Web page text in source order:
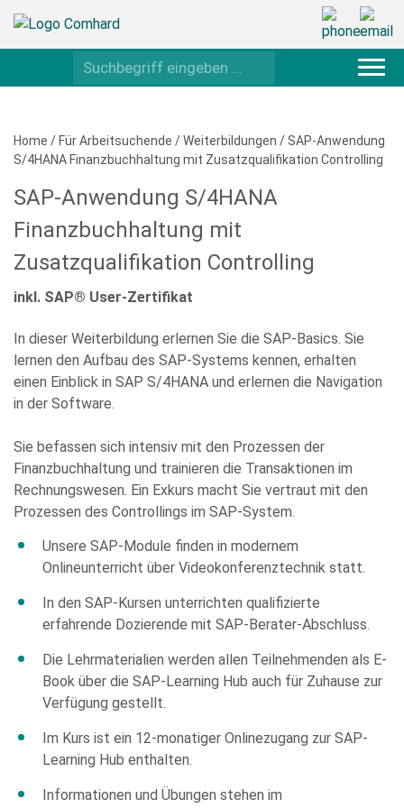
Home / Für Arbeitsuchende /Weiterbildungen / SAP-Anwendung
S/4HANA Finanzbuchhaltung mit Zusatzqualifikation Controlling
SAP-Anwendung S/4HANA
Finanzbuchhaltung mit
Zusatzqualifikation Controlling
inkl. SAP® User-Zertifikat
In dieser Weiterbildung erlernen Sie die SAP-Basics. Sie
lernen den Aufbau des SAP-Systems kennen, erhalten
einen Einblick in SAP S/4HANA und erlernen die Navigation
in der Software.
Sie befassen sich intensiv mit den Prozessen der
Finanzbuchhaltung und trainieren die Transaktionen im
Rechnungswesen. Ein Exkurs macht Sie vertraut mit den
Prozessen des Controllings im SAP-System.
Unsere SAP-Module finden in modernem
Onlineunterricht über Videokonferenztechnik statt.
In den SAP-Kursen unterrichten qualifizierte
erfahrende Dozierende mit SAP-Berater-Abschluss.
Die Lehrmaterialien werden allen Teilnehmenden als E-
Book über die SAP-Learning Hub auch für Zuhause zur
Verfügung gestellt.
Im Kurs ist ein 12-monatiger Onlinezugang zur SAP-
Learning Hub enthalten.
Informationen und Übungen stehen im
Bitte
Sie
alle
Pflichtfelder
leave
this
field